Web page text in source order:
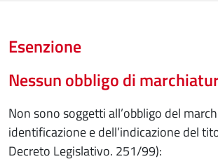
Esenzione
Nessun obbligo di
Non sono soggetti all’obbligo del
identificazione e dell’indicazione del
Decreto Legislativo. 251/99):